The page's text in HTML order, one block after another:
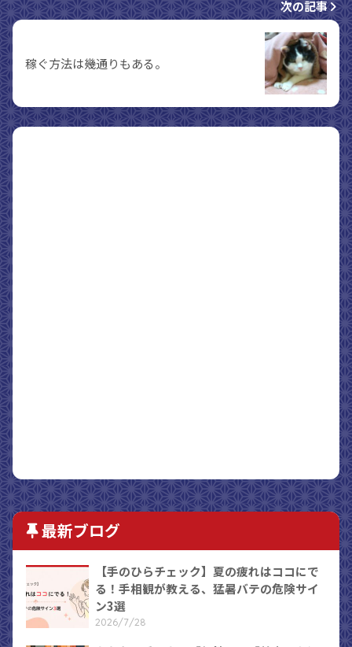
次の記事
稼ぐ方法は幾通りもある。
最新ブログ
【手のひらチェック】夏の疲れはココにで
る！手相観が教える、猛暑バテの危険サイ
ン3選
2026/7/28